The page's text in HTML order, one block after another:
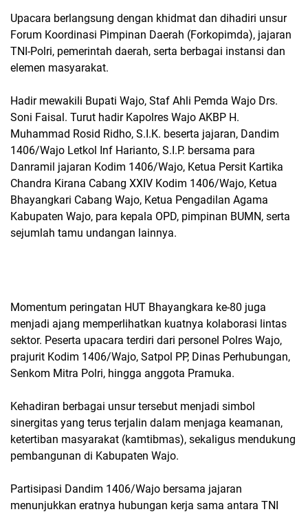
Upacara berlangsung dengan khidmat dan dihadiri unsur
Forum Koordinasi Pimpinan Daerah (Forkopimda), jajaran
TNI-Polri, pemerintah daerah, serta berbagai instansi dan
elemen masyarakat.
Hadir mewakili Bupati Wajo, Staf Ahli Pemda Wajo Drs.
Soni Faisal. Turut hadir Kapolres Wajo AKBP H.
Muhammad Rosid Ridho, S.I.K. beserta jajaran, Dandim
1406/Wajo Letkol Inf Harianto, S.I.P. bersama para
Danramil jajaran Kodim 1406/Wajo, Ketua Persit Kartika
Chandra Kirana Cabang XXIV Kodim 1406/Wajo, Ketua
Bhayangkari Cabang Wajo, Ketua Pengadilan Agama
Kabupaten Wajo, para kepala OPD, pimpinan BUMN, serta
sejumlah tamu undangan lainnya.
Momentum peringatan HUT Bhayangkara ke-80 juga
menjadi ajang memperlihatkan kuatnya kolaborasi lintas
sektor. Peserta upacara terdiri dari personel Polres Wajo,
prajurit Kodim 1406/Wajo, Satpol PP, Dinas Perhubungan,
Senkom Mitra Polri, hingga anggota Pramuka.
Kehadiran berbagai unsur tersebut menjadi simbol
sinergitas yang terus terjalin dalam menjaga keamanan,
ketertiban masyarakat (kamtibmas), sekaligus mendukung
pembangunan di Kabupaten Wajo.
Partisipasi Dandim 1406/Wajo bersama jajaran
menunjukkan eratnya hubungan kerja sama antara TNI